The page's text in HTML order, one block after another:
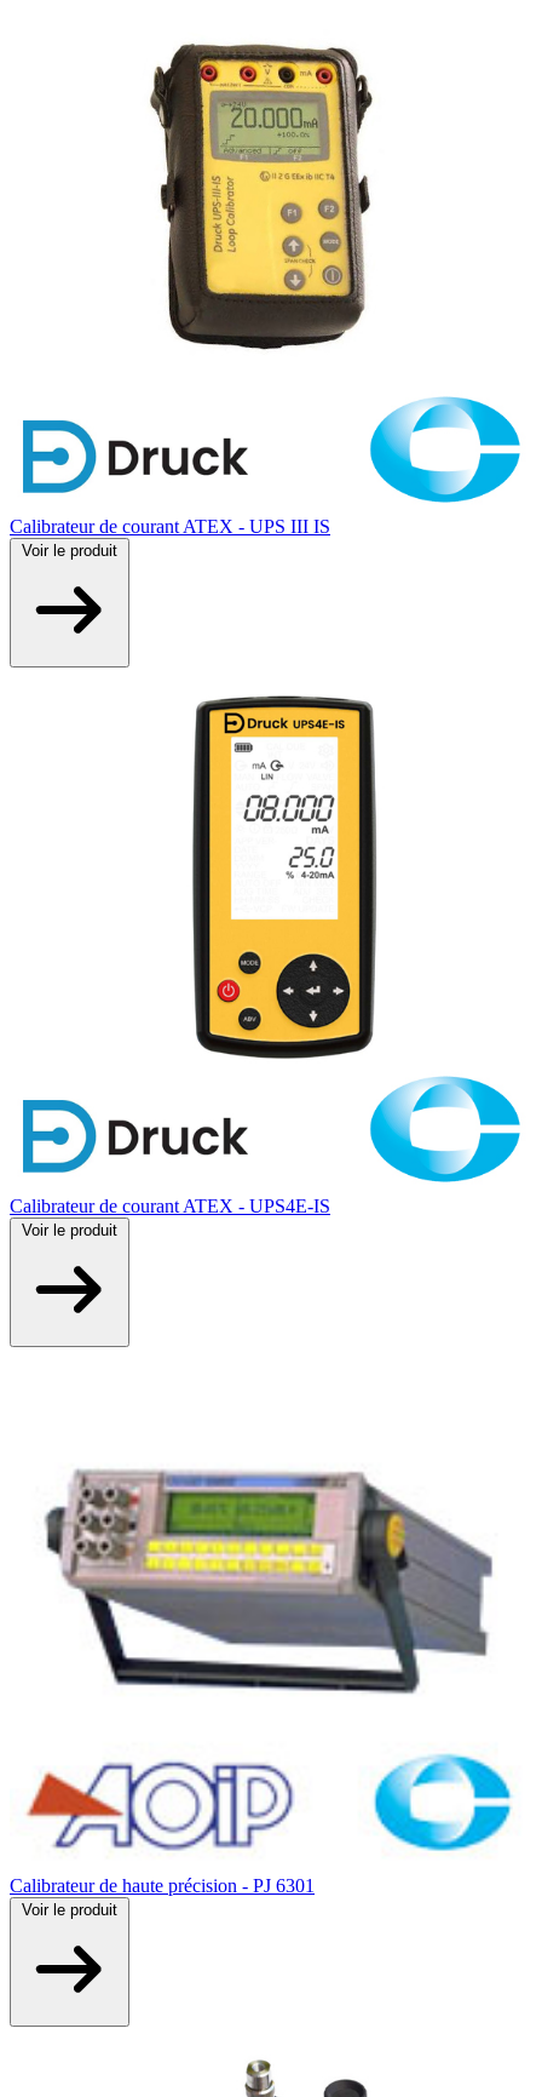
Calibrateur de courant ATEX - UPS III IS
Voir le produit
Calibrateur de courant ATEX - UPS4E-IS
Voir le produit
Calibrateur de haute précision - PJ 6301
Voir le produit